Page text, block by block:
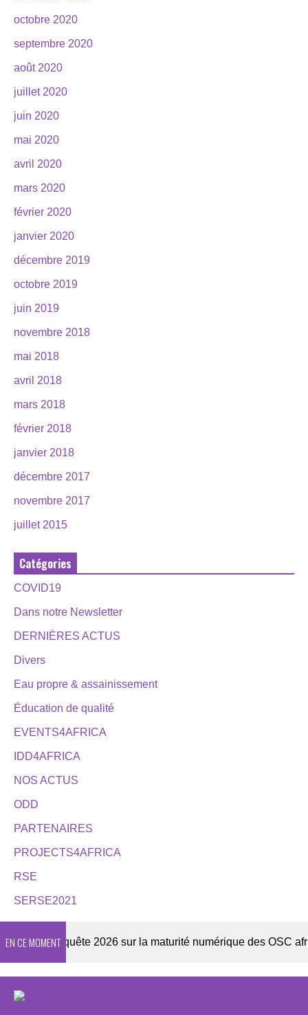
octobre 2020
septembre 2020
août 2020
juillet 2020
juin 2020
mai 2020
avril 2020
mars 2020
février 2020
janvier 2020
décembre 2019
octobre 2019
juin 2019
novembre 2018
mai 2018
avril 2018
mars 2018
février 2018
janvier 2018
décembre 2017
novembre 2017
juillet 2015
Catégories
COVID19
Dans notre Newsletter
DERNIÈRES ACTUS
Divers
Eau propre & assainissement
Éducation de qualité
EVENTS4AFRICA
IDD4AFRICA
NOS ACTUS
ODD
PARTENAIRES
PROJECTS4AFRICA
RSE
SERSE2021
EN CE MOMENT
Enquête 2026 sur la maturité numérique des OSC